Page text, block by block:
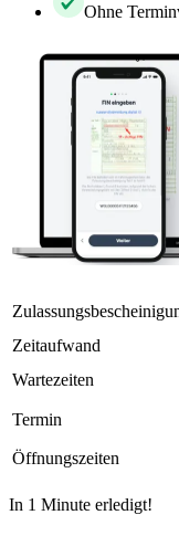
Ohne
Zeitaufwand
Wartezeiten
Termin
Öffnungszeiten
In 1 Minute erledigt!